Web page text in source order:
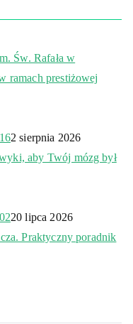
Św. Rafała w
ramach prestiżowej
2 sierpnia 2026
aby Twój mózg był
20 lipca 2026
Praktyczny poradnik